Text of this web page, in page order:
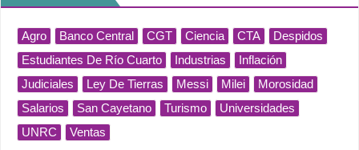
Agro Banco Central CGT Ciencia CTA
Despidos
Estudiantes De Río Cuarto
Industrias
Inflación
Judiciales
Ley De Tierras Messi Milei
Morosidad
Salarios
San Cayetano Turismo
Universidades
UNRC
Ventas